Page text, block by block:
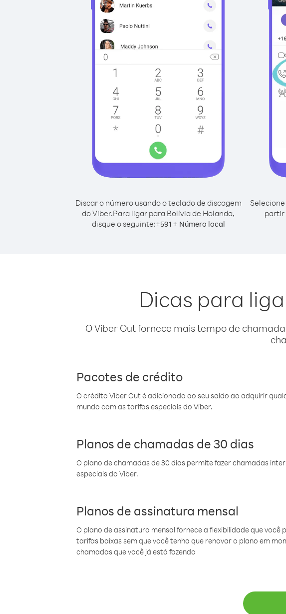
Discar o número usando o teclado de discagem
do Viber.Para ligar para Bolívia de Holanda,
disque o seguinte:+591+ Número local
partir
Dicas para
O Viber Out fornece mais tempo de
Pacotes de crédito
O crédito Viber Out é adicionado ao seu saldo ao adquirir
mundo com as tarifas especiais do Viber.
Planos de chamadas de 30 dias
O plano de chamadas de 30 dias permite fazer chamadas
especiais do Viber.
Planos de assinatura mensal
O plano de assinatura mensal fornece a flexibilidade que
tarifas baixas sem que você tenha que renovar o plano em
chamadas que você já está fazendo